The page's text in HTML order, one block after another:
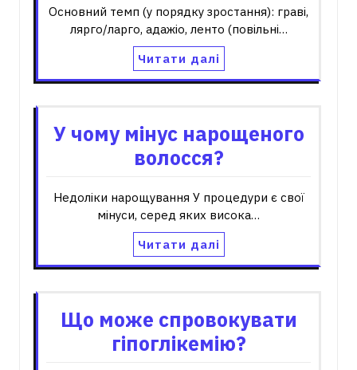
Основний темп (у порядку зростання): граві,
лярго/ларго, адажіо, ленто (повільні…
Читати далі
У чому мінус нарощеного
волосся?
Недоліки нарощування У процедури є свої
мінуси, серед яких висока…
Читати далі
Що може спровокувати
гіпоглікемію?